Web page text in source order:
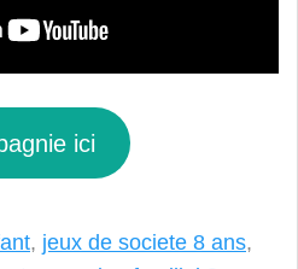
ici
, jeux de societe 8 ans,